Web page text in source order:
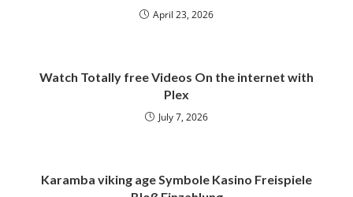
April 23, 2026
Watch Totally free Videos On the internet with
Plex
July 7, 2026
Karamba viking age Symbole Kasino Freispiele